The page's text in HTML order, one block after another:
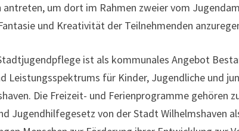
antreten, um dort im Rahmen zweier vom
und Kreativität der Teilnehmenden
ist als kommunales Angebot
Leistungsspektrums für Kinder, Jugendliche und
Die Freizeit- und Ferienprogramme gehören
Jugendhilfegesetz von der Stadt Wilhelmshaven